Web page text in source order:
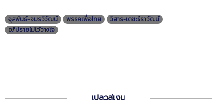
จุลพันธ์-อมรวิวัฒน์ พรรคเพื่อไทย
วิสาร-เตชะธีราวัฒน์
อภิปรายไม่ไว้วางใจ
เปลวสีเงิน